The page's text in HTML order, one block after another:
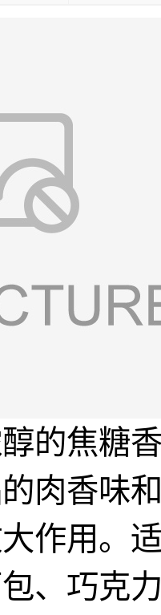
的焦糖
肉香味
作用。
、 巧克